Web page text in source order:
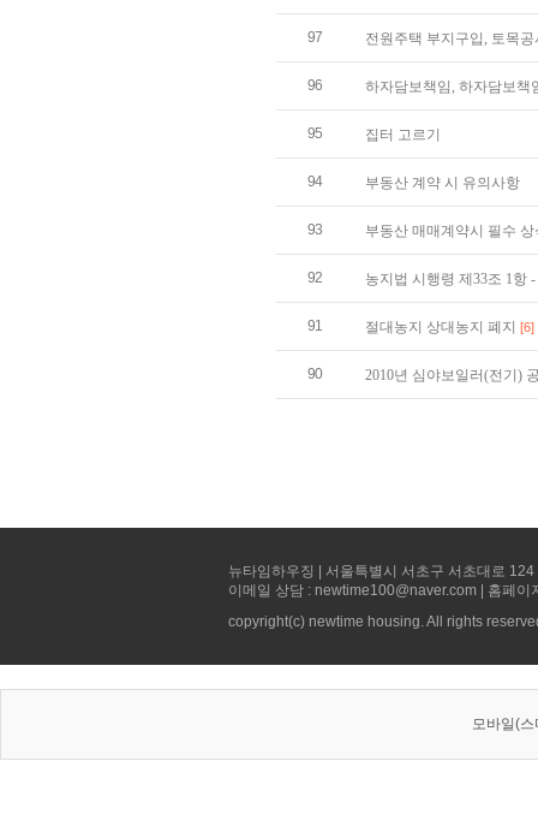
97 전원주택 부지구입, 토목
96 하자담보책임, 하자담보책
95 집터 고르기
94 부동산 계약 시 유의사항
93 부동산 매매계약시 필수 상
92 농지법 시행령 제33조 1항
91 절대농지 상대농지 폐지 [6]
90 2010년 심야보일러(전기)
뉴타임하우징 | 서울특별시 서초구 서초대로
이메일 상담 : newtime100@naver.com | 홈페
copyright(c) newtime housing. All rights
모바일(